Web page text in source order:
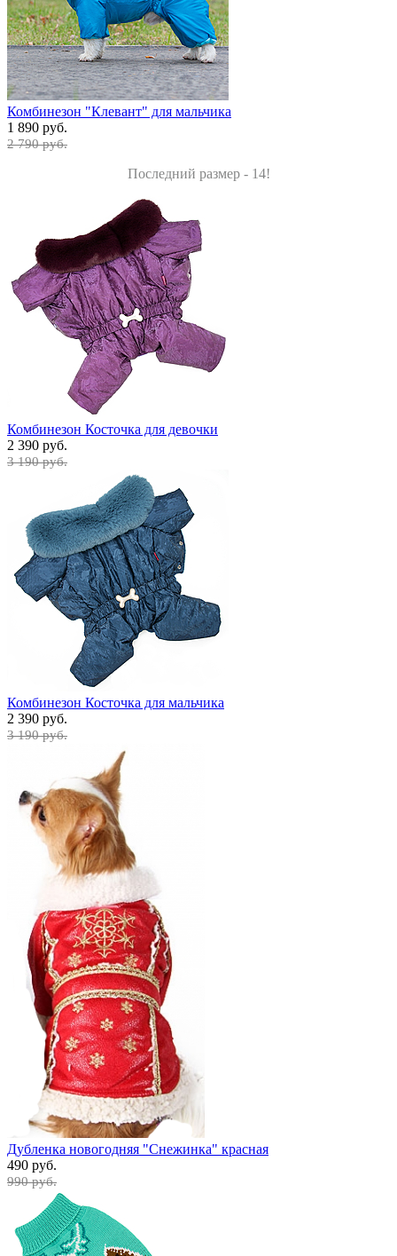
Комбинезон "Клевант" для мальчика
1 890 руб.
2 790 руб.
Последний размер - 14!
Комбинезон Косточка для девочки
2 390 руб.
3 190 руб.
Комбинезон Косточка для мальчика
2 390 руб.
3 190 руб.
Дубленка новогодняя "Снежинка" красная
490 руб.
990 руб.